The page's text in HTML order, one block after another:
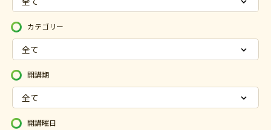
カテゴリー
開講期
開講曜日